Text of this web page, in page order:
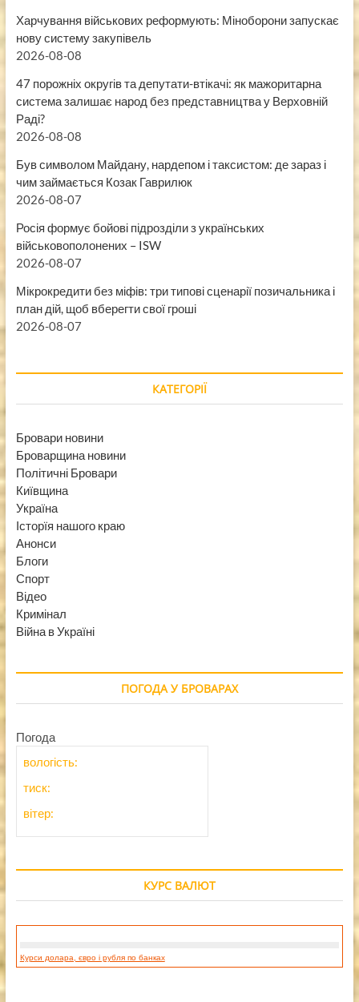
Харчування військових реформують: Міноборони запускає
нову систему закупівель
2026-08-08
47 порожніх округів та депутати-втікачі: як мажоритарна
система залишає народ без представництва у Верховній
Раді?
2026-08-08
Був символом Майдану, нардепом і таксистом: де зараз і
чим займається Козак Гаврилюк
2026-08-07
Росія формує бойові підрозділи з українських
військовополонених – ISW
2026-08-07
Мікрокредити без міфів: три типові сценарії позичальника і
план дій, щоб вберегти свої гроші
2026-08-07
КАТЕГОРІЇ
Бровари новини
Броварщина новини
Політичні Бровари
Київщина
Україна
Історїя нашого краю
Анонси
Блоги
Спорт
Відео
Кримінал
Війна в Україні
ПОГОДА У БРОВАРАХ
Погода
вологість:
тиск:
вітер:
КУРС ВАЛЮТ
Курси долара, євро і рубля по банках